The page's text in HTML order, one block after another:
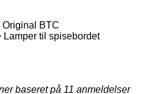
Original BTC
Lamper til spisebordet
baseret på 11 anmeldelser